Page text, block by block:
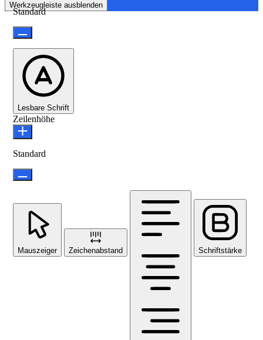
Werkzeugleiste ausblenden
Standard
Lesbare Schrift
Zeilenhöhe
Standard
Mauszeiger Zeichenabstand Schriftstärke